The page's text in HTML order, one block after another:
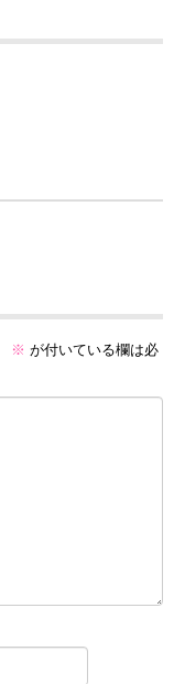
※ が付いている欄は必